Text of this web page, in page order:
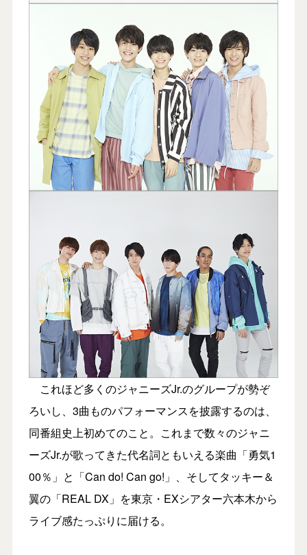
これほど多くのジャニーズJr.のグループが勢ぞ
ろいし、3曲ものパフォーマンスを披露するのは、
同番組史上初めてのこと。これまで数々のジャニ
ーズJr.が歌ってきた代名詞ともいえる楽曲「勇気1
00％」と「Can do! Can go!」、そしてタッキー＆
翼の「REAL DX」を東京・EXシアター六本木から
ライブ感たっぷりに届ける。